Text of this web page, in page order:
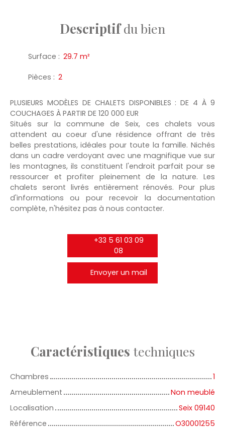
Descriptifdu bien
Surface : 29.7 m²
Pièces : 2
PLUSIEURS MODÈLES DE CHALETS DISPONIBLES : DE 4 À 9
COUCHAGES À PARTIR DE 120 000 EUR
Situés sur la commune de Seix, ces chalets vous
attendent au coeur d'une résidence offrant de très
belles prestations, idéales pour toute la famille. Nichés
dans un cadre verdoyant avec une magnifique vue sur
les montagnes, ils constituent l'endroit parfait pour se
ressourcer et profiter pleinement de la nature. Les
chalets seront livrés entièrement rénovés. Pour plus
d'informations ou pour recevoir la documentation
complète, n'hésitez pas à nous contacter.
+33 5 61 03 09
08
Envoyer un mail
Caractéristiques techniques
Chambres
1
Ameublement
Non meublé
Localisation
Seix 09140
Référence
O30001255